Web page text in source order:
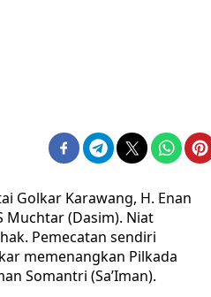
Golkar Karawang, H. Enan
Muchtar (Dasim). Niat
Pemecatan sendiri
memenangkan Pilkada
Somantri (Sa’Iman).